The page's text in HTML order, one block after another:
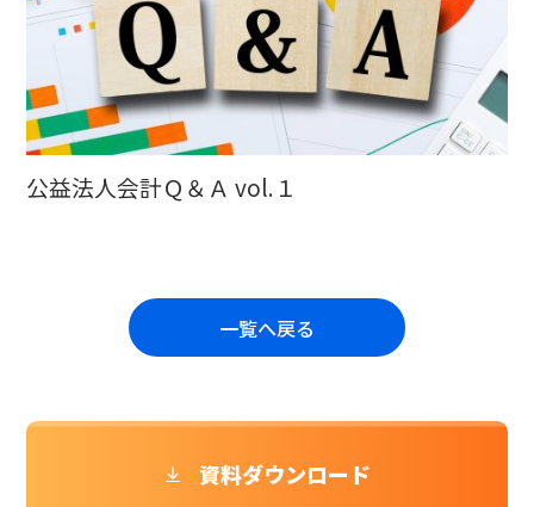
公益法人会計Ｑ＆Ａ vol.１
一覧へ戻る
資料ダウンロード